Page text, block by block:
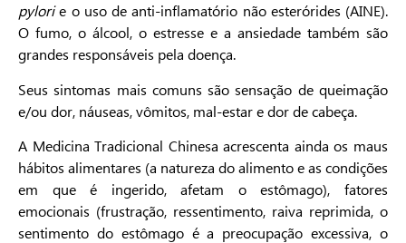
pylorie o uso de anti-inflamatório não esterórides (AINE).
O fumo, o álcool, o estresse e a ansiedade também são
grandes responsáveis pela doença.
Seus sintomas mais comuns são sensação de queimação
e/ou dor, náuseas, vômitos, mal-estar e dor de cabeça.
A Medicina Tradicional Chinesa acrescenta ainda os maus
hábitos alimentares (a natureza do alimento e as condições
em que é ingerido, afetam o estômago), fatores
emocionais (frustração, ressentimento, raiva reprimida, o
sentimento do estômago é a preocupação excessiva, o